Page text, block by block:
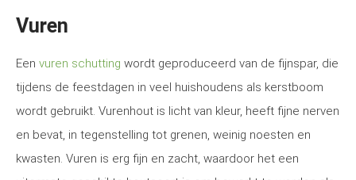
Vuren
Een vuren schutting wordt geproduceerd van de fijnspar, die
tijdens de feestdagen in veel huishoudens als kerstboom
wordt gebruikt. Vurenhout is licht van kleur, heeft fijne nerven
en bevat, in tegenstelling tot grenen, weinig noesten en
kwasten. Vuren is erg fijn en zacht, waardoor het een